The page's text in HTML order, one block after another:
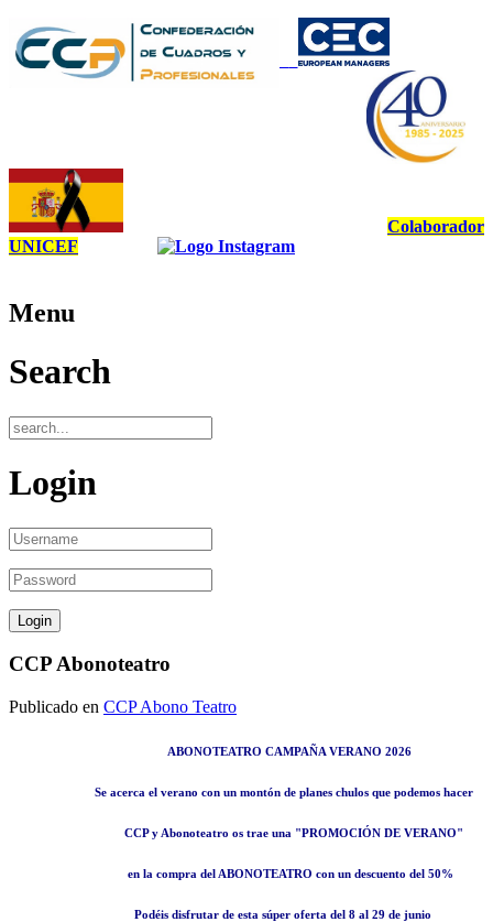
Colaborador
UNICEF
Menu
Search
Login
CCP Abonoteatro
Publicado en CCP Abono Teatro
ABONOTEATRO CAMPAÑA VERANO 2026
Se acerca el verano con un montón de planes chulos que podemos hacer
CCPy Abonoteatro os trae una "PROMOCIÓN DE VERANO"
en la compra del ABONOTEATRO con un descuento del 50%
Podéis disfrutar de esta súper oferta del 8 al 29 de junio